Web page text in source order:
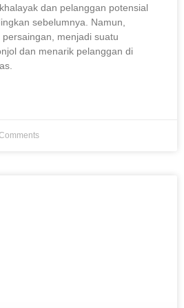
dan pelanggan potensial
sebelumnya. Namun,
menjadi suatu
dan menarik pelanggan di